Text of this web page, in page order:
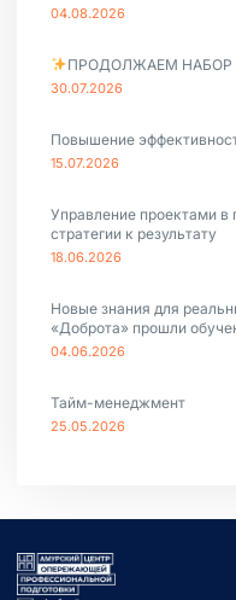
04.08.2026
ПРОДОЛЖАЕМ НАБОР
30.07.2026
Повышение
15.07.2026
Управление проектами в
стратегии к результату
18.06.2026
Новые знания для
«Доброта» прошли
04.06.2026
Тайм-менеджмент
25.05.2026